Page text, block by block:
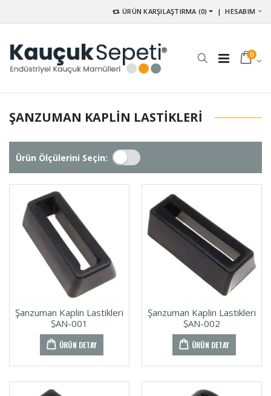
ÜRÜN KARŞILAŞTIRMA (0) |HESABIM
0
ŞANZUMAN KAPLIN LASTIKLERI
Ürün Ölçülerini Seçin:
Şanzuman Kaplin Lastikleri
ŞAN-001
ÜRÜN DETAY
Şanzuman Kaplin Lastikleri
ŞAN-002
ÜRÜN DETAY